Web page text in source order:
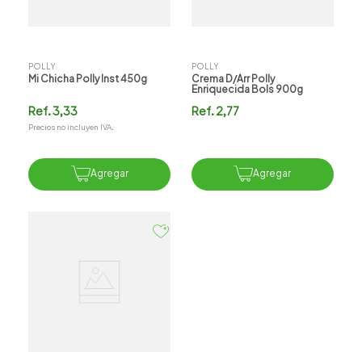
POLLY
Mi Chicha Polly Inst 450g
Ref.3,33
Precios no incluyen IVA.
Agregar
POLLY
Crema D/arr Polly
Enriquecida Bols 900g
Ref.2,77
Agregar